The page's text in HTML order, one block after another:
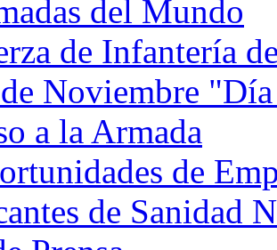
del Mundo
de Infantería
Noviembre
a la Armada
de
de Sanidad